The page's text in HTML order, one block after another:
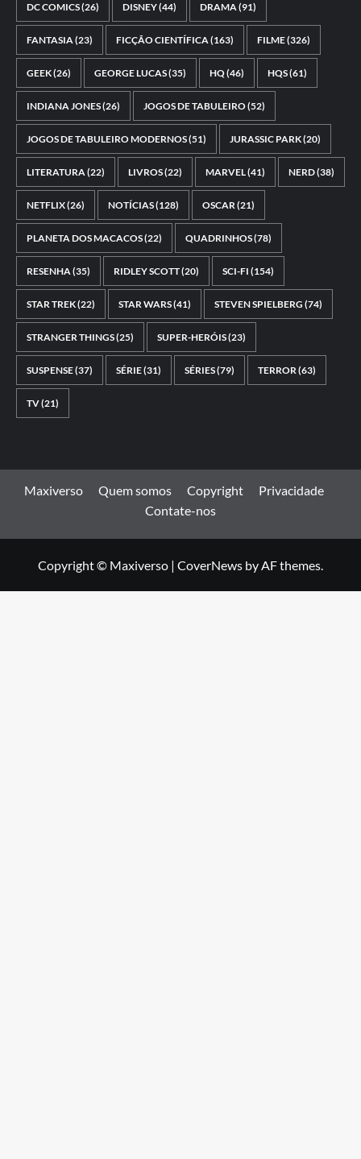
DC COMICS(26) DISNEY(44) DRAMA(91)
FANTASIA(23) FICÇÃO CIENTÍFICA(163) FILME(326)
GEEK(26) GEORGE LUCAS(35) HQ(46) HQS(61)
INDIANA JONES(26) JOGOS DE TABULEIRO(52)
JOGOS DE TABULEIRO MODERNOS(51) JURASSIC PARK(20)
LITERATURA(22) LIVROS(22) MARVEL(41) NERD(38)
NETFLIX(26) NOTÍCIAS(128) OSCAR(21)
PLANETA DOS MACACOS(22) QUADRINHOS(78)
RESENHA(35) RIDLEY SCOTT(20) SCI-FI (154)
STAR TREK(22) STAR WARS(41) STEVEN SPIELBERG (74)
STRANGER THINGS(25) SUPER-HERÓIS(23)
SUSPENSE(37) SÉRIE(31) SÉRIES(79) TERROR(63)
TV(21)
Maxiverso Quem somos Copyright
Privacidade
Contate-nos
Copyright © Maxiverso | CoverNews by AF themes.